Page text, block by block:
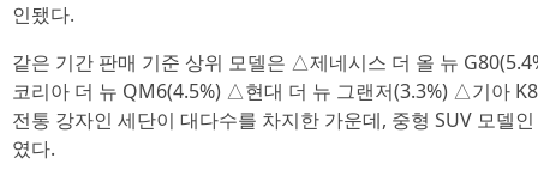
인됐다.
같은 기간 판매 기준 상위 모델은 △제네시스 더 올 뉴
코리아 더 뉴 QM6(4.5%) △현대 더 뉴 그랜저(3.3%) △기아
전통 강자인 세단이 대다수를 차지한 가운데, 중형 SUV 모델
였다.